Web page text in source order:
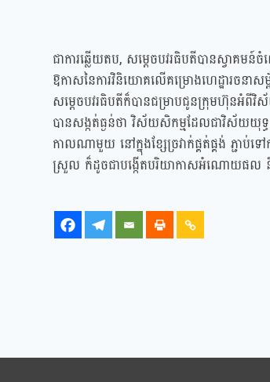
ជាការឆ្លើយតប, សម្ដេចបវរធិបតីបានស្វា
ឱកាសនៃការវិនិយោគលើគម្រោងហេដ្ឋារចនាស
សម្ដេចបវរធិបតីក៏បានជម្រាបជូនក្រុមហ៊ុនអំពីវិ
បានសង្កត់ធ្ងន់ថា វិស័យសិកម្មដែលជាវិស័យយុ
កាលណាមួយ​ នៅក្នុងខ្សែច្រវាក់ផ្គត់ផ្គង់​ ភ្ជាប់
ស្រួល ក៏ដូចជាបង្កើតបរិយាកាសអំណោយផល